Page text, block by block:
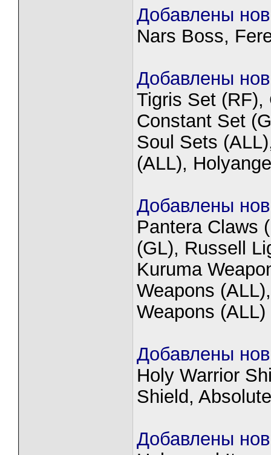
Добавлены
Nars Boss,
Добавлены
Tigris Set (RF),
Constant Set
Soul Sets
(ALL),
Добавлены
Pantera Claws
(GL), Russell
Kuruma
Weapons
Weapons (ALL)
Добавлены
Holy Warrior
Shield,
Добавлены